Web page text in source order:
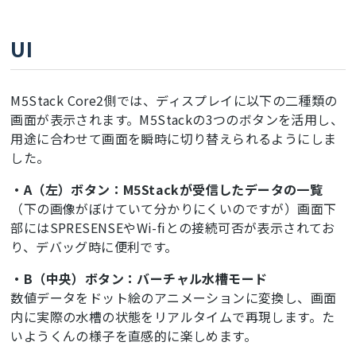
UI
M5Stack Core2側では、ディスプレイに以下の二種類の
画面が表示されます。M5Stackの3つのボタンを活用し、
用途に合わせて画面を瞬時に切り替えられるようにしま
した。
・A（左）ボタン：M5Stackが受信したデータの一覧
（下の画像がぼけていて分かりにくいのですが）画面下
部にはSPRESENSEやWi-fiとの接続可否が表示されてお
り、デバッグ時に便利です。
・B（中央）ボタン：バーチャル水槽モード
数値データをドット絵のアニメーションに変換し、画面
内に実際の水槽の状態をリアルタイムで再現します。た
いようくんの様子を直感的に楽しめます。